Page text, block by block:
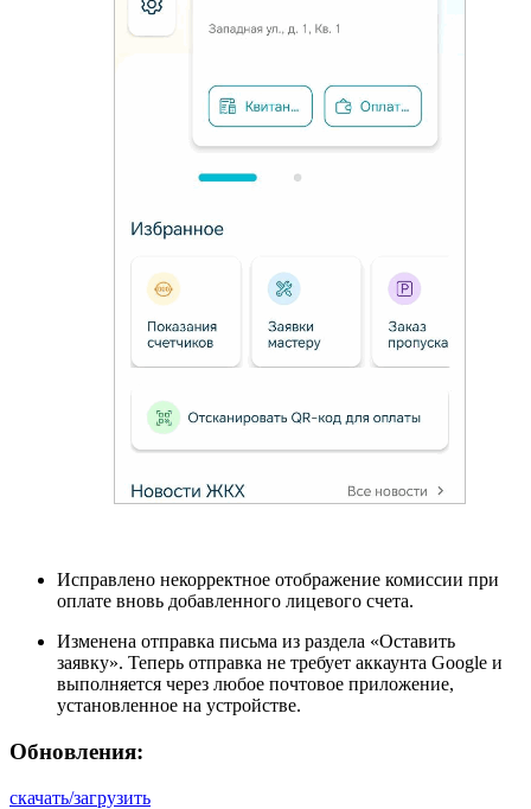
Исправлено некорректное отображение комиссии при
оплате вновь добавленного лицевого счета.
Изменена отправка письма из раздела «Оставить
заявку». Теперь отправка не требует аккаунта Google и
выполняется через любое почтовое приложение,
установленное на устройстве.
Обновления:
скачать/загрузить